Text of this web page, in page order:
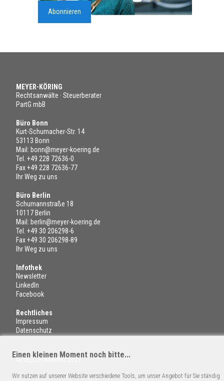
Abonnieren
MEYER-KÖRING
Rechtsanwälte · Steuerberater
PartG mbB
Büro Bonn
Kurt-Schumacher-Str. 14
53113 Bonn
Mail: bonn@meyer-koering.de
Tel. +49 228 72636-0
Fax +49 228 72636-77
Ihr Weg zu uns
Büro Berlin
Schumannstraße 18
10117 Berlin
Mail: berlin@meyer-koering.de
Tel. +49 30 206298-6
Fax +49 30 206298-89
Ihr Weg zu uns
Infothek
Newsletter
LinkedIn
Facebook
Rechtliches
Impressum
Datenschutz
© MEYER-KÖRING 2022
Einen kleinen Moment noch bitte...
Wir nutzen auf unserer Website verschiedene Tools, um unser Angebot für Sie ständig